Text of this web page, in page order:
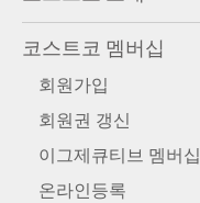
코스트코 멤버십
회원가입
회원권 갱신
이그제큐티브 멤버십
온라인등록